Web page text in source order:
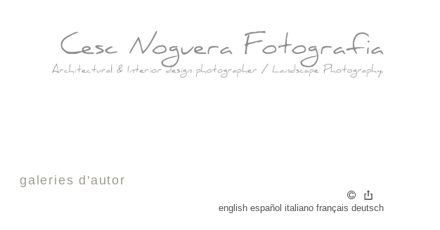
galeries d'autor
english español italiano français deutsch